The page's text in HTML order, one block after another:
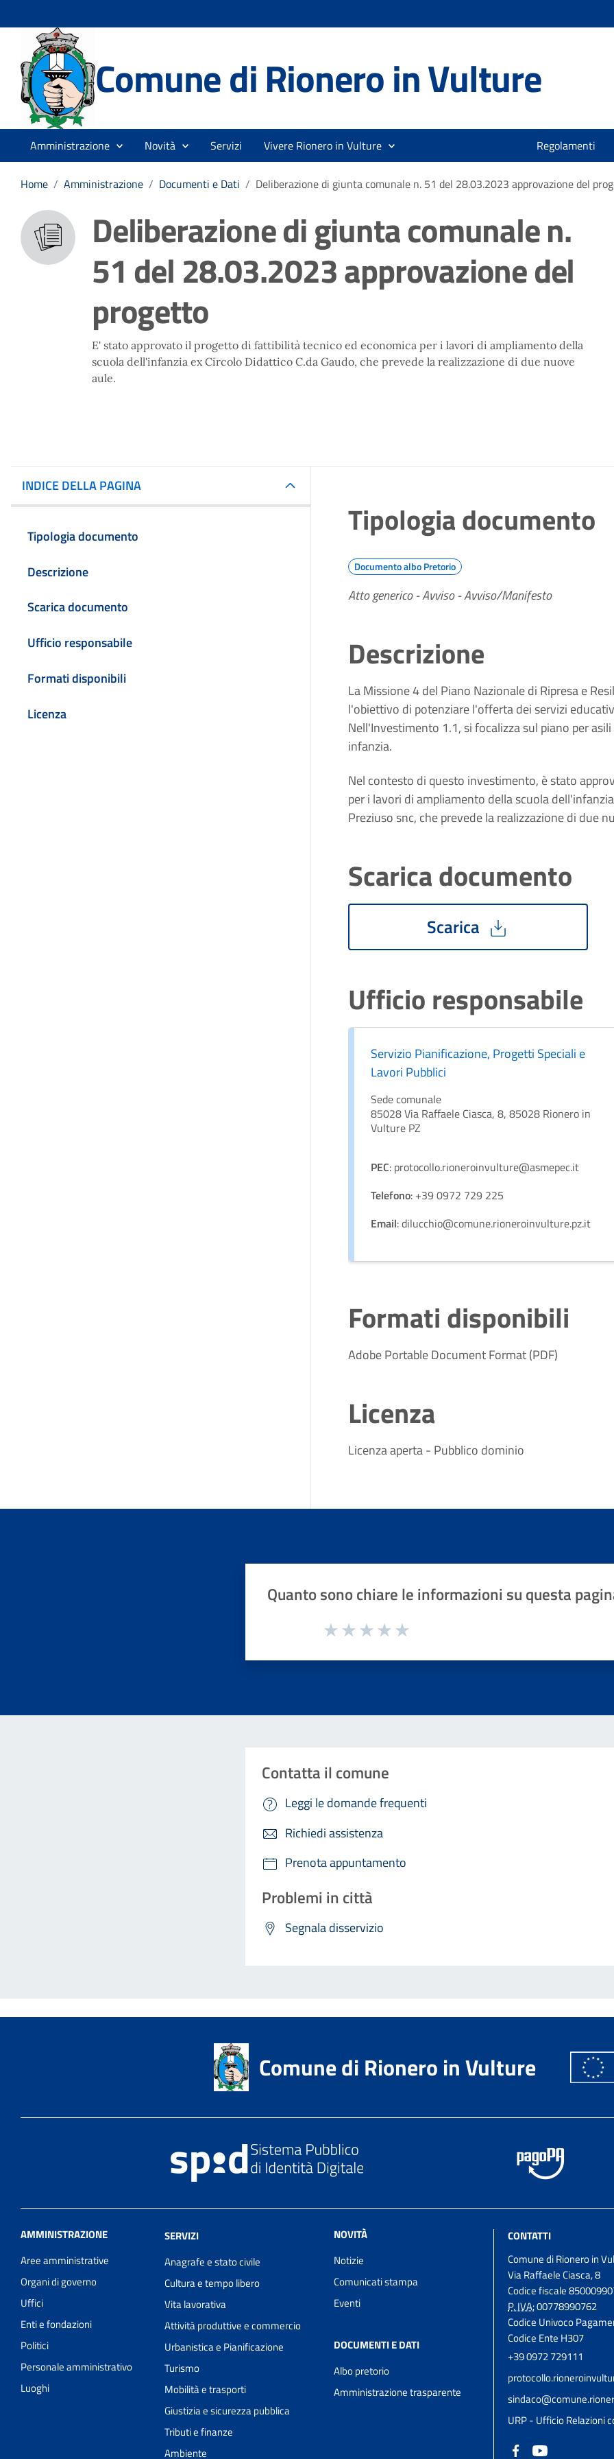
Comune di Rionero in Vulture
Amministrazione Novità Servizi Vivere Rionero in Vulture Regolamenti
Home / Amministrazione / Documenti e Dati / Deliberazione di giunta comunale n. 51 del 28.03.2023 approvazione del
Deliberazione di giunta comunale n.
51 del 28.03.2023 approvazione del
progetto
E' stato approvato il progetto di fattibilità tecnico ed economica per i lavori di ampliamento della
scuola dell'infanzia ex Circolo Didattico C.da Gaudo, che prevede la realizzazione di due nuove
aule.
INDICE DELLA PAGINA
Tipologia documento
Descrizione
Scarica documento
Ufficio responsabile
Formati disponibili
Licenza
Tipologia documento
Documento albo Pretorio
Atto generico - Avviso - Avviso/Manifesto
Descrizione
La Missione 4 del Piano Nazionale di Ripresa e
l'obiettivo di potenziare l'offerta dei servizi
Nell'Investimento 1.1, si focalizza sul piano per
infanzia.
Nel contesto di questo investimento, è stato
per i lavori di ampliamento della scuola
Preziuso snc, che prevede la realizzazione di due
Scarica documento
Scarica
Ufficio responsabile
Servizio Pianificazione, Progetti Speciali e
Lavori Pubblici
Sede comunale
85028 Via Raffaele Ciasca, 8, 85028 Rionero in
Vulture PZ
PEC: protocollo.rioneroinvulture@asmepec.it
Telefono: +39 0972 729 225
Email: dilucchio@comune.rioneroinvulture.pz.it
Formati disponibili
Adobe Portable Document Format (PDF)
Licenza
Licenza aperta - Pubblico dominio
Quanto sono chiare le informazioni su questa
Valuta da 1 a 5 stelle la pagina
Contatta il comune
Leggi le domande frequenti
Richiedi assistenza
Prenota appuntamento
Problemi in città
Segnala disservizio
Comune di Rionero in Vulture
AMMINISTRAZIONE
Aree amministrative
Organi di governo
Uffici
Enti e fondazioni
Politici
Personale amministrativo
Luoghi
SERVIZI
Anagrafe e stato civile
Cultura e tempo libero
Vita lavorativa
Attività produttive e commercio
Urbanistica e Pianificazione
Turismo
Mobilità e trasporti
Giustizia e sicurezza pubblica
Tributi e finanze
Ambiente
NOVITÀ
Notizie
Comunicati stampa
Eventi
DOCUMENTI E DATI
Albo pretorio
Amministrazione trasparente
CONTATTI
Comune di Rionero in
Via Raffaele Ciasca, 8
Codice fiscale
P. IVA:00778990762
Codice Univoco
Codice Ente H307
+39 0972 729111
URP - Ufficio Relazioni